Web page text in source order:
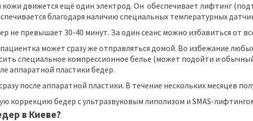
движется ещё один электрод. Он обеспечивает лифтинг
благодаря наличию специальных температурных
не превышает 30-40 минут. За один сеанс можно избавиться от
может сразу же отправляться домой. Во избежание
специальное компрессионное белье (может подойти и
аппаратной пластики бедер.
после аппаратной пластики. В течение нескольких месяцев
коррекцию бедер с ультразвуковым липолизом и SMAS-
в Киеве?